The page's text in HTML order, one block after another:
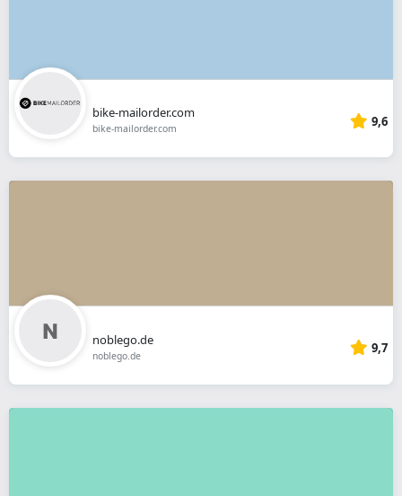
bike-mailorder.com
bike-mailorder.com 9,6
noblego.de
noblego.de 9,7